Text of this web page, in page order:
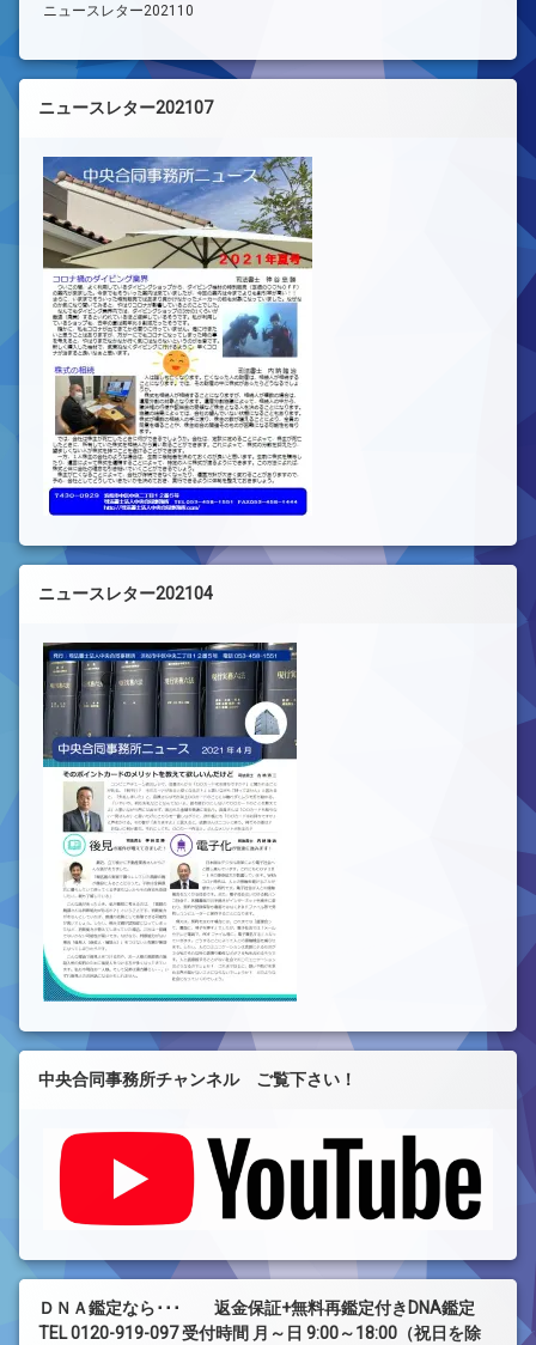
ニュースレター202110
ニュースレター202107
ニュースレター202104
中央合同事務所チャンネル ご覧下さい！
ＤＮＡ鑑定なら･･･ 返金保証+無料再鑑定付きDNA鑑定
TEL 0120-919-097 受付時間 月～日 9:00～18:00（祝日を除